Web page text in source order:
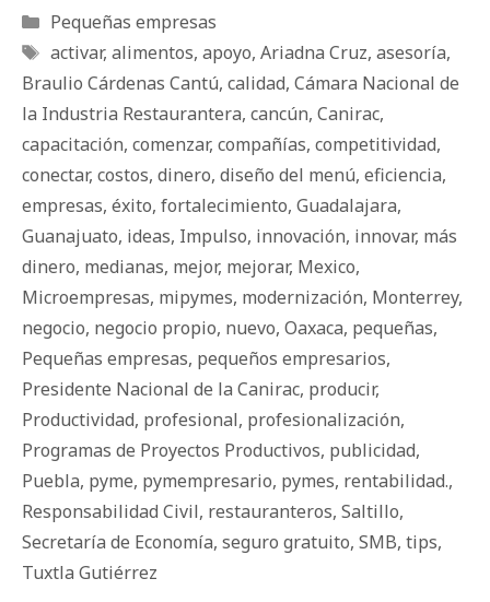
Categorías
Pequeñas empresas
Etiquetas
activar, alimentos, apoyo, Ariadna Cruz, asesoría,
Braulio Cárdenas Cantú, calidad, Cámara Nacional de
la Industria Restaurantera, cancún, Canirac,
capacitación, comenzar, compañías, competitividad,
conectar, costos, dinero, diseño del menú, eficiencia,
empresas, éxito, fortalecimiento, Guadalajara,
Guanajuato, ideas, Impulso, innovación, innovar, más
dinero, medianas, mejor, mejorar, Mexico,
Microempresas, mipymes, modernización, Monterrey,
negocio, negocio propio, nuevo, Oaxaca, pequeñas,
Pequeñas empresas, pequeños empresarios,
Presidente Nacional de la Canirac, producir,
Productividad, profesional, profesionalización,
Programas de Proyectos Productivos, publicidad,
Puebla, pyme, pymempresario, pymes, rentabilidad.,
Responsabilidad Civil, restauranteros, Saltillo,
Secretaría de Economía, seguro gratuito, SMB, tips,
Tuxtla Gutiérrez